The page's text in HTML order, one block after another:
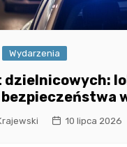
Wydarzenia
dzielnicowych:
10 lipca 2026